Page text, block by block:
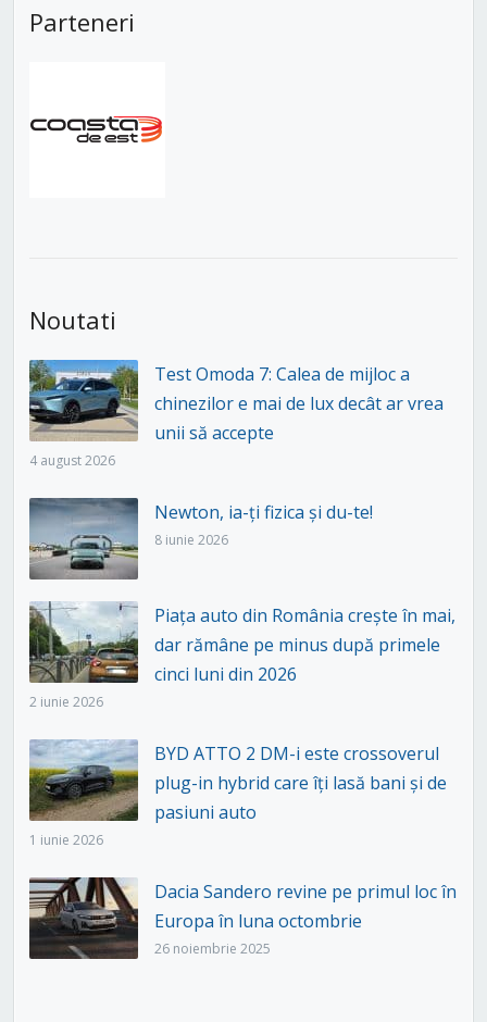
Parteneri
Noutati
Test Omoda 7: Calea de mijloc a
chinezilor e mai de lux decât ar vrea
unii să accepte
4 august 2026
Newton, ia-ți fizica și du-te!
8 iunie 2026
Piața auto din România crește în mai,
dar rămâne pe minus după primele
cinci luni din 2026
2 iunie 2026
BYD ATTO 2 DM-i este crossoverul
plug-in hybrid care îți lasă bani și de
pasiuni auto
1 iunie 2026
Dacia Sandero revine pe primul loc în
Europa în luna octombrie
26 noiembrie 2025